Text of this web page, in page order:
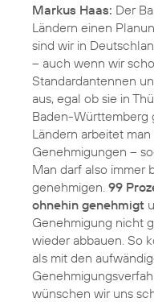
Markus Haas: Der
Ländern einen
sind wir in
– auch wenn wir
Standardantennen
aus, egal ob sie in
Baden-Württemberg
Ländern arbeitet
Genehmigungen –
Man darf also immer
genehmigen. 99
ohnehin genehmigt
Genehmigung nicht
wieder abbauen. So
als mit den
wünschen wir uns